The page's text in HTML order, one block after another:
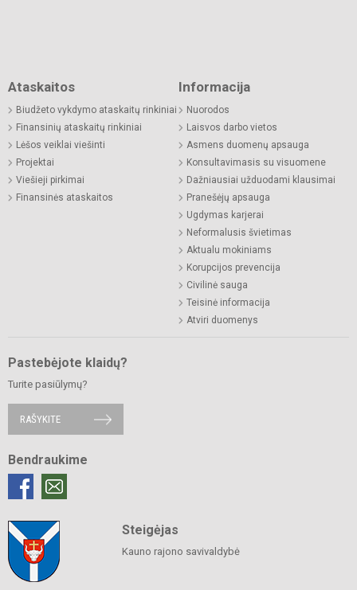
Ataskaitos
Biudžeto vykdymo ataskaitų rinkiniai
Finansinių ataskaitų rinkiniai
Lėšos veiklai viešinti
Projektai
Viešieji pirkimai
Finansinės ataskaitos
Informacija
Nuorodos
Laisvos darbo vietos
Asmens duomenų apsauga
Konsultavimasis su visuomene
Dažniausiai užduodami klausimai
Pranešėjų apsauga
Ugdymas karjerai
Neformalusis švietimas
Aktualu mokiniams
Korupcijos prevencija
Civilinė sauga
Teisinė informacija
Atviri duomenys
Pastebėjote klaidų?
Turite pasiūlymų?
RAŠYKITE
Bendraukime
Steigėjas
Kauno rajono savivaldybė